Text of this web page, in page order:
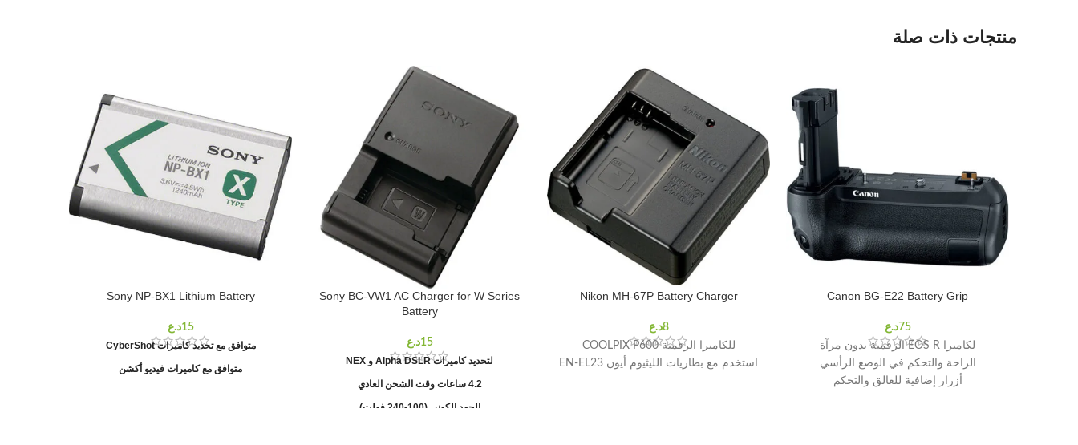
منتجات ذات صلة
Canon BG-E22 Battery Grip
لكاميرا EOS R الرقمية بدون مرآة
الراحة والتحكم في الوضع الرأسي
أزرار إضافية للغالق والتحكم
Nikon MH-67P Battery Charger
للكاميرا الرقمية COOLPIX P600
استخدم مع بطاريات الليثيوم أيون EN-EL23
Sony BC-VW1 AC Charger for W Series
Battery
لتحديد كاميرات Alpha DSLR و NEX
4.2 ساعات وقت الشحن العادي
الجهد الكوني (100-240 فولت)
Sony NP-BX1 Lithium Battery
متوافق مع تحديد كاميرات CyberShot
متوافق مع كاميرات فيديو أكشن